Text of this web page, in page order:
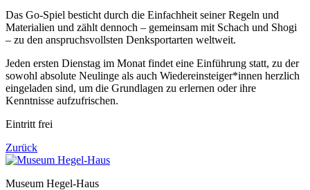
Das Go-Spiel besticht durch die Einfachheit seiner Regeln und
Materialien und zählt dennoch – gemeinsam mit Schach und Shogi
– zu den anspruchsvollsten Denksportarten weltweit.
Jeden ersten Dienstag im Monat findet eine Einführung statt, zu der
sowohl absolute Neulinge als auch Wiedereinsteiger*innen herzlich
eingeladen sind, um die Grundlagen zu erlernen oder ihre
Kenntnisse aufzufrischen.
Eintritt frei
Zurück
Museum Hegel-Haus